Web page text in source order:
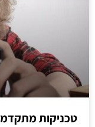
טכניקות